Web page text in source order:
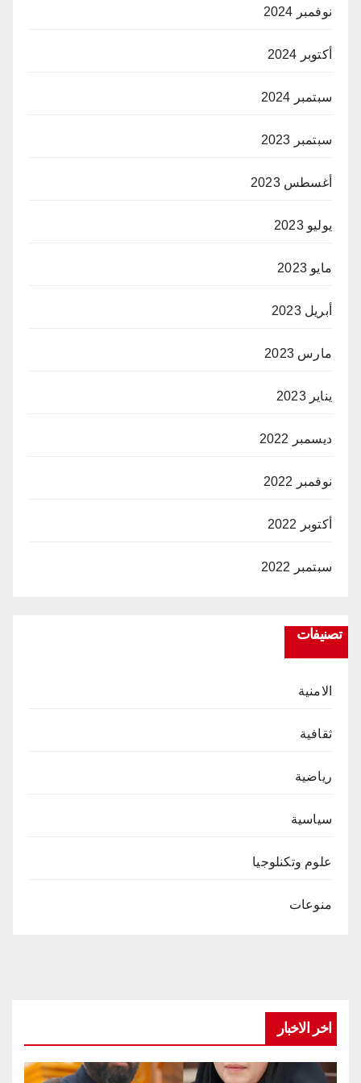
نوفمبر 2024
أكتوبر 2024
سبتمبر 2024
سبتمبر 2023
أغسطس 2023
يوليو 2023
مايو 2023
أبريل 2023
مارس 2023
يناير 2023
ديسمبر 2022
نوفمبر 2022
أكتوبر 2022
سبتمبر 2022
تصنيفات
الامنية
ثقافية
رياضية
سياسية
علوم وتكنلوجيا
منوعات
اخر الاخبار